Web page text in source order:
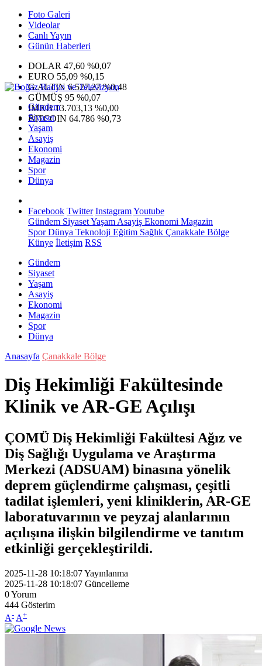
Foto Galeri
Videolar
Canlı Yayın
Günün Haberleri
DOLAR 47,60 %0,07
EURO 55,09 %0,15
G.ALTIN6.527,27 %0,48
GÜMÜŞ 95 %0,07
IMKB13.703,13 %0,00
BITCOIN 64.786 %0,73
Gündem
Siyaset
Yaşam
Asayiş
Ekonomi
Magazin
Spor
Dünya
Facebook Twitter InstagramYoutube
Gündem SiyasetYaşam Asayiş Ekonomi Magazin
SporDünya Teknoloji Eğitim Sağlık Çanakkale Bölge
Künye İletişim RSS
Gündem
Siyaset
Yaşam
Asayiş
Ekonomi
Magazin
Spor
Dünya
Anasayfa Çanakkale Bölge
Diş Hekimliği Fakültesinde
Klinik ve AR-GE Açılışı
ÇOMÜ Diş Hekimliği Fakültesi Ağız ve
Diş Sağlığı Uygulama ve Araştırma
Merkezi (ADSUAM) binasına yönelik
deprem güçlendirme çalışması, çeşitli
tadilat işlemleri, yeni kliniklerin, AR-GE
laboratuvarının ve peyzaj alanlarının
açılışına ilişkin bilgilendirme ve tanıtım
etkinliği gerçekleştirildi.
2025-11-28 10:18:07Yayınlanma
2025-11-28 10:18:07 Güncelleme
0Yorum
444 Gösterim
A- A+